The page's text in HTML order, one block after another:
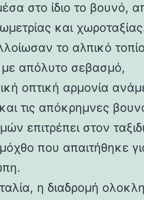
στο ίδιο το βουνό,
και
το αλπικό
απόλυτο σεβασμό,
οπτική αρμονία
τις απόκρημνες
επιτρέπει στον
που απαιτήθηκε
η διαδρομή